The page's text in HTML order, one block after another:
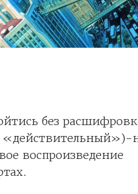
без
«действительный»)-
воспроизведение